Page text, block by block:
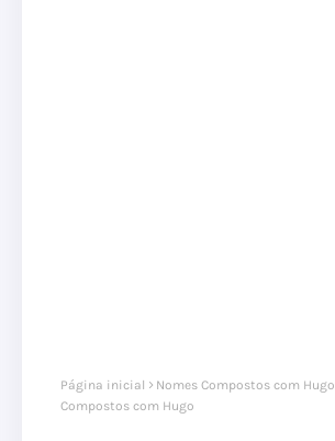
Página inicial Nomes Compostos com Hugo
Compostos com Hugo